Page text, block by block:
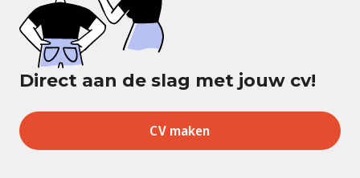
Direct aan de slag met jouw cv!
CV maken